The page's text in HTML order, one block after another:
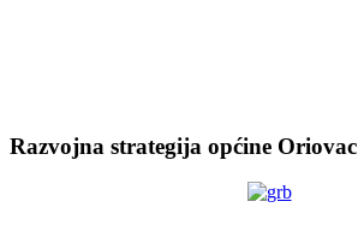
Razvojna strategija općine Oriovac